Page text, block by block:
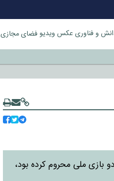
و فناوری عکس ویدیوفضای مجازی
بازی ملی محروم کرده بود،